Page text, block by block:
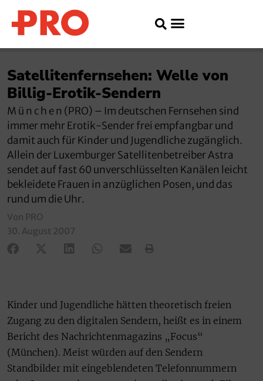
Satellitenfernsehen: Welle von
Billig-Erotik-Sendern
M ü n c h e n (PRO) – Im deutschen Fernsehen sind
immer mehr Erotik-Sender frei empfangbar und
damit auch für Kinder und Jugendliche zugänglich.
Allein der Luxemburger Satellitenbetreiber Astra
sendet auf fast 60 unverschlüsselten Kanälen leicht
bekleidete Frauen in anzüglichen Posen, und das
rund um die Uhr.
Von PRO
30. August 2007
Kinder und Jugendliche hätten theoretisch freien
Zugang zu den digitalen Sendern, heißt es in einem
Bericht des Nachrichtenmagazins „Focus“
(München). Meist würden auf den Sendern
Standbilder mit eingeblendeten Telefonnummern